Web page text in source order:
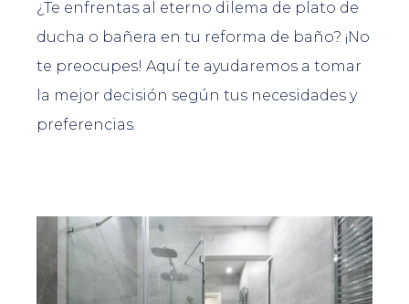
¿Te enfrentas al eterno dilema de plato de
ducha o bañera en tu reforma de baño? ¡No
te preocupes! Aquí te ayudaremos a tomar
la mejor decisión según tus necesidades y
preferencias.